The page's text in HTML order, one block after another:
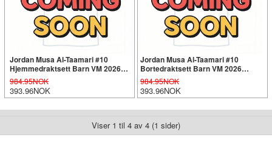
Jordan Musa Al-Taamari #10
Hjemmedraktsett Barn VM 2026
Kortermet (+ Korte bukser)
984.95NOK
393.96NOK
Jordan Musa Al-Taamari #10
Bortedraktsett Barn VM 2026
Kortermet (+ Korte bukser)
984.95NOK
393.96NOK
Viser 1 til 4 av 4 (1 sider)